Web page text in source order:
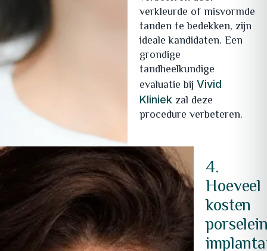
verkleurde of misvormde
tanden te bedekken, zijn
ideale kandidaten. Een
grondige
tandheelkundige
evaluatie bij Vivid
Kliniekzal deze
procedure verbeteren.
4.
Hoeveel
kosten